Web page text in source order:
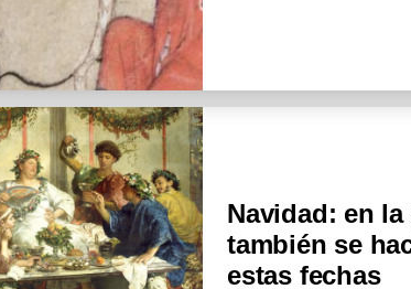
Navidad: en
también se
estas fechas